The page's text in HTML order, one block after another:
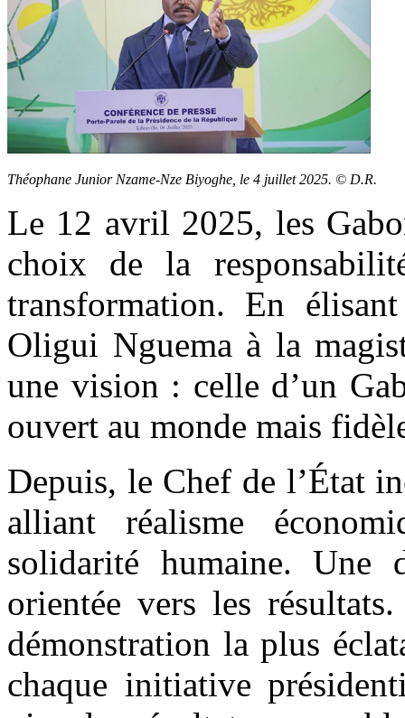
Théophane Junior Nzame-Nze Biyoghe, le 4 juillet 2025. © D.R.
Le 12 avril 2025, les
choix de la
transformation. En
Oligui Nguema à la
une vision : celle d’un
ouvert au monde mais
Depuis, le Chef de l’État
alliant réalisme
solidarité humaine. Une
orientée vers les
démonstration la plus
chaque initiative